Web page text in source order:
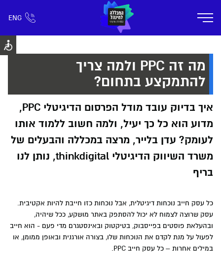
ENG
חפש כל דבר רישום ומידע אזור אישי
אודות תוכניות הלימוד קמפוס דימונה חיי
מה זה PPC ולמה צריך
להתמקצע בתחום?
איך בדיוק עובד מודל הפרסום הדיגיטלי PPC,
מדוע הוא כל כך יעיל, ולמה חשוב ללמוד אותו
לעומק? עדן בלייר, מרצה במכללה והבעלים של
משרד השיווק הדיגיטלי thinkdigital, נותן לנו
בריף
כל עסק חייב נוכחות דיגיטלית, אבל נוכחות כזו חייבת להיות אקטיבית.
עסק שרוצה לצמוח לא יכול להסתפק באתר מושקע, ככל שיהיה,
ובהעלאת פוסטים בפייסבוק, בטיקטוק ובאינסטגרם מדי פעם - הוא חייב
לפעול על מנת לקדם את הנוכחות שלו, בצורה אורגנית ובאופן ממומן, או
במילים אחרות – כל עסק חייב PPC.